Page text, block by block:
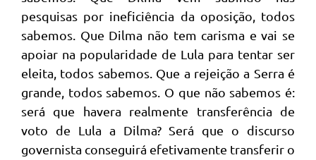
pesquisas por ineficiência da oposição, todos
sabemos. Que Dilma não tem carisma e vai se
apoiar na popularidade de Lula para tentar ser
eleita, todos sabemos. Que a rejeição a Serra é
grande, todos sabemos. O que não sabemos é:
será que havera realmente transferência de
voto de Lula a Dilma? Será que o discurso
governista conseguirá efetivamente transferir o